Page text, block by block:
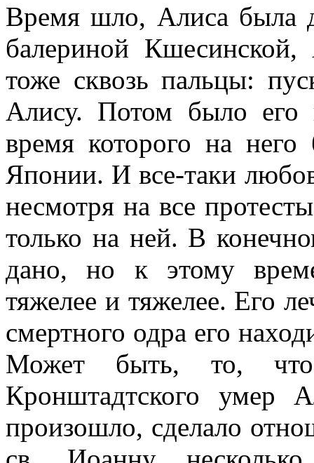
Время шло, Алиса была
балериной
тоже сквозь пальцы:
Алису. Потом было его
время которого на
Японии. И все-таки
несмотря на все
только на ней. В
дано, но к этому
тяжелее и тяжелее. Его
смертного одра его
Может быть, то,
Кронштадтского умер
произошло, сделало